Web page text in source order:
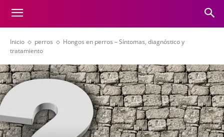
Inicio perros
Hongos en perros – Síntomas, diagnóstico y
tratamiento